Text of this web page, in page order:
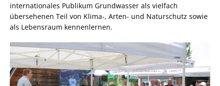
internationales Publikum Grundwasser als vielfach
übersehenen Teil von Klima-, Arten- und Naturschutz sowie
als Lebensraum kennenlernen.